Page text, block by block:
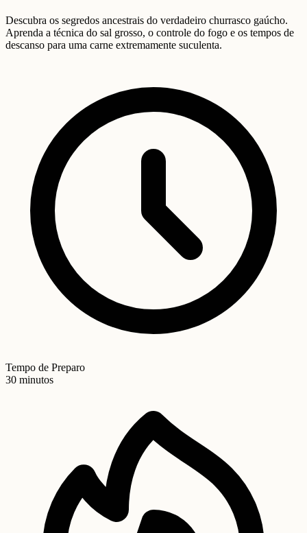
Descubra os segredos ancestrais do verdadeiro churrasco gaúcho.
Aprenda a técnica do sal grosso, o controle do fogo e os tempos de
descanso para uma carne extremamente suculenta.
Tempo de Preparo
30 minutos